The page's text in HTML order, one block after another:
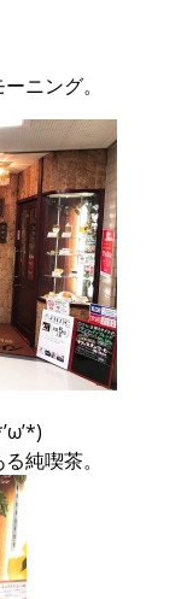
ニング。
純喫茶。